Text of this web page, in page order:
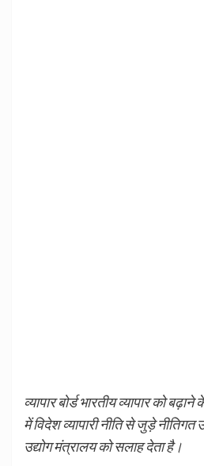
व्यापार बोर्ड भारतीय व्यापार को
में विदेश व्यापारी नीति से जुड़े नीतिगत
उद्योग मंत्रालय को सलाह देता है।